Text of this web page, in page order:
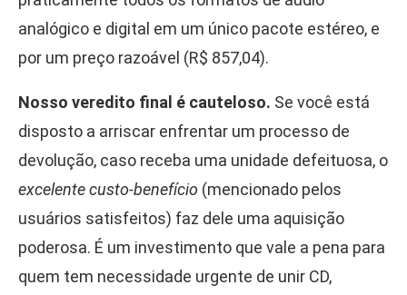
analógico e digital em um único pacote estéreo, e
por um preço razoável (R$ 857,04).
Nosso veredito final é cauteloso. Se você está
disposto a arriscar enfrentar um processo de
devolução, caso receba uma unidade defeituosa, o
excelente custo-benefício (mencionado pelos
usuários satisfeitos) faz dele uma aquisição
poderosa. É um investimento que vale a pena para
quem tem necessidade urgente de unir CD,